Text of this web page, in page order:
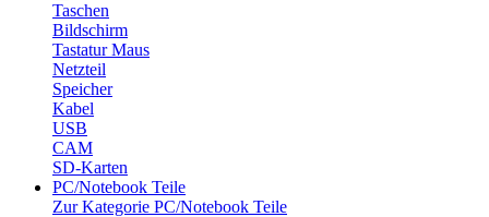
Taschen
Bildschirm
Tastatur Maus
Netzteil
Speicher
Kabel
USB
CAM
SD-Karten
PC/Notebook Teile
Zur Kategorie PC/Notebook Teile